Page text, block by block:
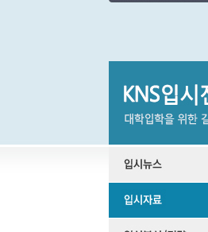
언론보도
명예의 전당
KNS 포토 갤러리
KNS 영상 갤러리
찾아오시는 길